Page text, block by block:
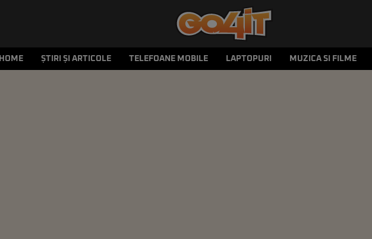
HOME ȘTIRI ȘI ARTICOLE TELEFOANE MOBILE LAPTOPURI MUZICA SI FILME